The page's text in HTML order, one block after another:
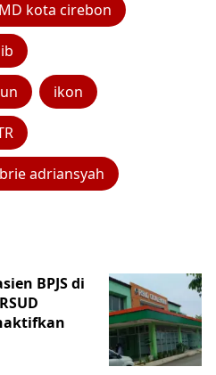
kota cirebon
ikon
adriansyah
BPJS di